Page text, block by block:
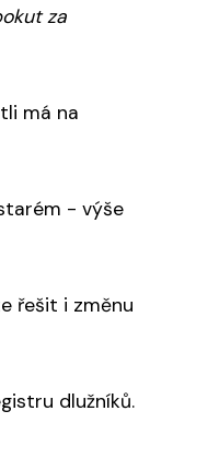
za
má na
- výše
řešit i změnu
dlužníků.